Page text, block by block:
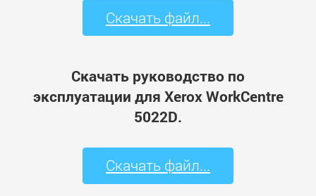
Скачать файл...
Скачать руководство по
эксплуатации для Xerox WorkCentre
5022D.
Скачать файл...